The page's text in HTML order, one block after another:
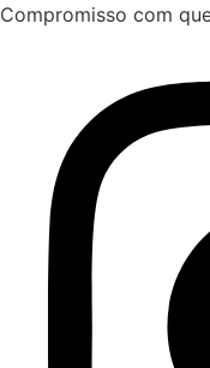
Ir
Compromisso com